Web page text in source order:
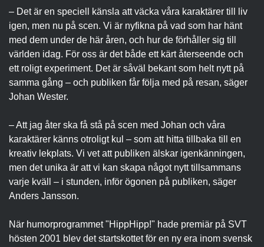
– Det är en speciell känsla att väcka våra karaktärer till liv
igen, men nu på scen. Vi är nyfikna på vad som har hänt
med dem under de här åren, och hur de förhåller sig till
världen idag. För oss är det både ett kärt återseende och
ett roligt experiment. Det är såväl bekant som helt nytt på
samma gång – och publiken får följa med på resan, säger
Johan Wester.
– Att jag åter ska få stå på scen med Johan och våra
karaktärer känns otroligt kul – som att hitta tillbaka till en
kreativ lekplats. Vi vet att publiken älskar igenkänningen,
men det unika är att vi kan skapa något nytt tillsammans
varje kväll – i stunden, inför ögonen på publiken, säger
Anders Jansson.
När humorprogrammet "HippHipp!" hade premiär på SVT
hösten 2001 blev det startskottet för en ny era inom svensk